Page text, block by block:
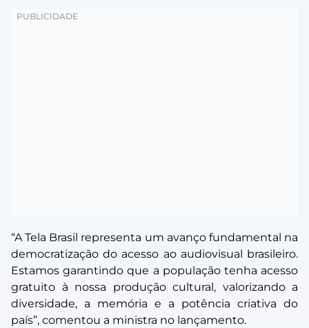
“A Tela Brasil representa um avanço fundamental na
democratização do acesso ao audiovisual brasileiro.
Estamos garantindo que a população tenha acesso
gratuito à nossa produção cultural, valorizando a
diversidade, a memória e a potência criativa do
país”, comentou a ministra no lançamento.